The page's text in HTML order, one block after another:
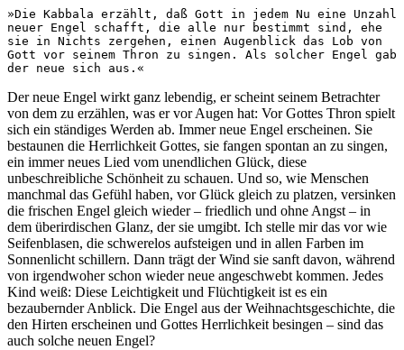
»Die Kabbala erzählt, daß Gott in jedem Nu eine Unzahl
neuer Engel schafft, die alle nur bestimmt sind, ehe
sie in Nichts zergehen, einen Augenblick das Lob von
Gott vor seinem Thron zu singen. Als solcher Engel gab
der neue sich aus.«
Der neue Engel wirkt ganz lebendig, er scheint seinem Betrachter
von dem zu erzählen, was er vor Augen hat: Vor Gottes Thron spielt
sich ein ständiges Werden ab. Immer neue Engel erscheinen. Sie
bestaunen die Herrlichkeit Gottes, sie fangen spontan an zu singen,
ein immer neues Lied vom unendlichen Glück, diese
unbeschreibliche Schönheit zu schauen. Und so, wie Menschen
manchmal das Gefühl haben, vor Glück gleich zu platzen, versinken
die frischen Engel gleich wieder – friedlich und ohne Angst – in
dem überirdischen Glanz, der sie umgibt. Ich stelle mir das vor wie
Seifenblasen, die schwerelos aufsteigen und in allen Farben im
Sonnenlicht schillern. Dann trägt der Wind sie sanft davon, während
von irgendwoher schon wieder neue angeschwebt kommen. Jedes
Kind weiß: Diese Leichtigkeit und Flüchtigkeit ist es ein
bezaubernder Anblick. Die Engel aus der Weihnachtsgeschichte, die
den Hirten erscheinen und Gottes Herrlichkeit besingen – sind das
auch solche neuen Engel?